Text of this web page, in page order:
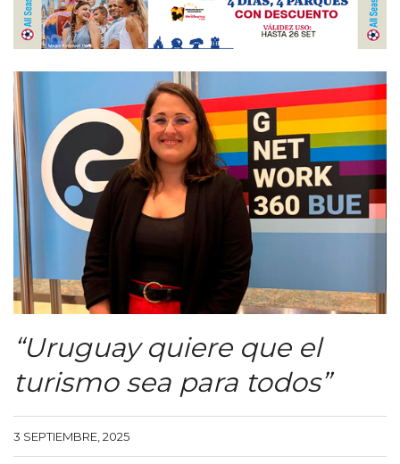
“Uruguay quiere que el
turismo sea para todos”
3 SEPTIEMBRE, 2025